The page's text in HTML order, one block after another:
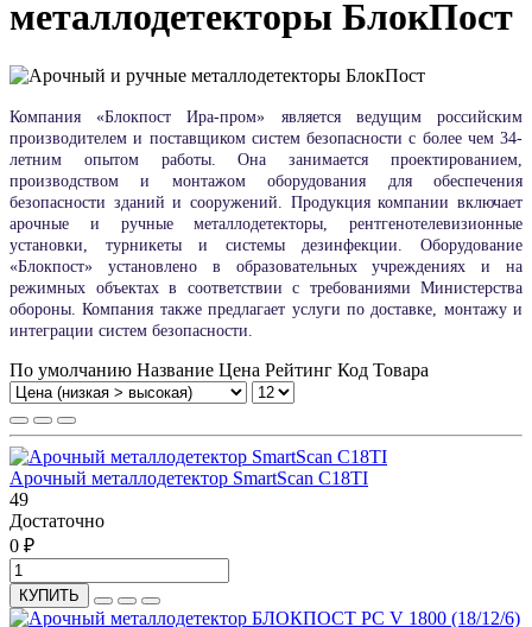
металлодетекторы БлокПост
Компания «Блокпост Ира-пром» является ведущим российским
производителем и поставщиком систем безопасности с более чем 34-
летним опытом работы.Она занимается проектированием,
производством и монтажом оборудования для обеспечения
безопасности зданий и сооружений.
Продукция компании включает
арочные и ручные металлодетекторы, рентгенотелевизионные
установки, турникеты и системы дезинфекции.
Оборудование
«Блокпост» установлено в образовательных учреждениях и на
режимных объектах в соответствии с требованиями Министерства
обороны.
Компания также предлагает услуги по доставке, монтажу и
интеграции систем безопасности.
По умолчанию Название Цена Рейтинг Код Товара
Арочный металлодетектор SmartScan C18TI
49
Достаточно
0 ₽
КУПИТЬ